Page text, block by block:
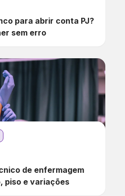
para abrir conta PJ?
sem erro
de enfermagem
piso e variações